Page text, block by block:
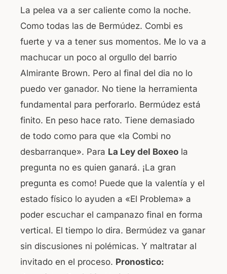
La pelea va a ser caliente como la noche.
Como todas las de Bermúdez. Combi es
fuerte y va a tener sus momentos. Me lo va a
machucar un poco al orgullo del barrio
Almirante Brown. Pero al final del dia no lo
puedo ver ganador. No tiene la herramienta
fundamental para perforarlo. Bermúdez está
finito. En peso hace rato. Tiene demasiado
de todo como para que «la Combi no
desbarranque». Para La Ley del Boxeo la
pregunta no es quien ganará. ¡La gran
pregunta es como! Puede que la valentía y el
estado físico lo ayuden a «El Problema» a
poder escuchar el campanazo final en forma
vertical. El tiempo lo dira. Bermúdez va ganar
sin discusiones ni polémicas. Y maltratar al
invitado en el proceso. Pronostico: